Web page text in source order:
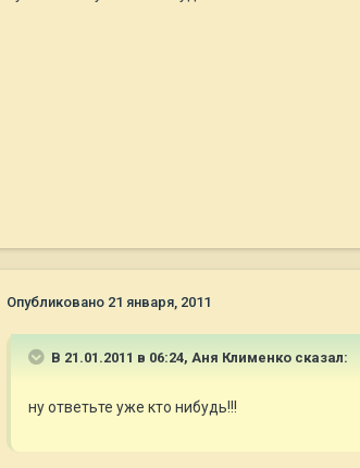
Опубликовано 21 января, 2011
В 21.01.2011 в 06:24, Аня Клименко сказал:
ну ответьте уже кто нибудь!!!